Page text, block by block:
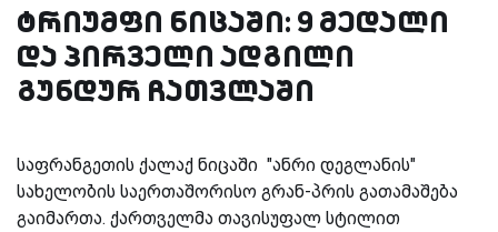
ტრიუმფი ნიცაში: 9 მედალი
და პირველი ადგილი
გუნდურ ჩათვლაში
საფრანგეთის ქალაქ ნიცაში "ანრი დეგლანის"
სახელობის საერთაშორისო გრან-პრის გათამაშება
გაიმართა. ქართველმა თავისუფალ სტილით